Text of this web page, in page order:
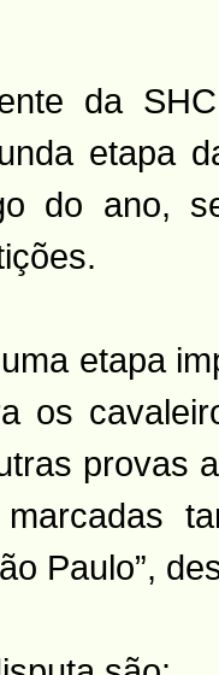
da
etapa
do ano,
etapa
os
provas
Paulo”,